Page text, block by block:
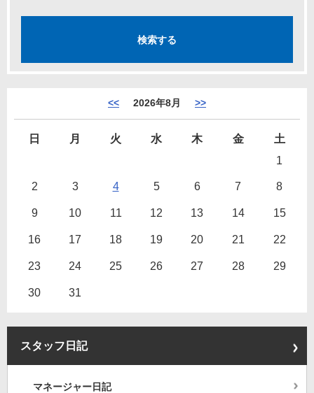
<< 2026年8月 >>
日 月 火 水 木 金
土
1
2 3 4 5 6 7 8
9 10 11 12 13 14 15
16 17 18 19 20 21 22
23 24 25 26 27 28 29
30 31
スタッフ日記
マネージャー日記